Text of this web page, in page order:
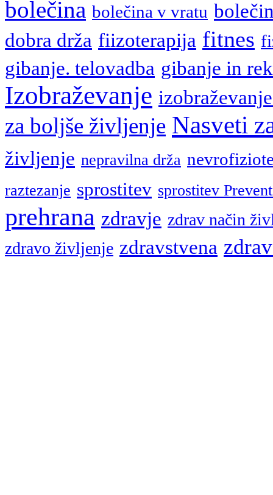
bolečina bolečina v vratu
dobra drža fiizoterapija fitnes
gibanje. telovadba gibanje in
Izobraževanje
za boljše življenje Nasveti
življenje nepravilna drža
raztezanje sprostitev sprostitev
prehrana zdravje zdrav način
zdravo življenje zdravstvena